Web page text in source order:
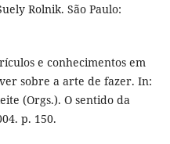
Rolnik. São Paulo:
e conhecimentos em
sobre a arte de fazer. In:
(Orgs.). O sentido da
p. 150.